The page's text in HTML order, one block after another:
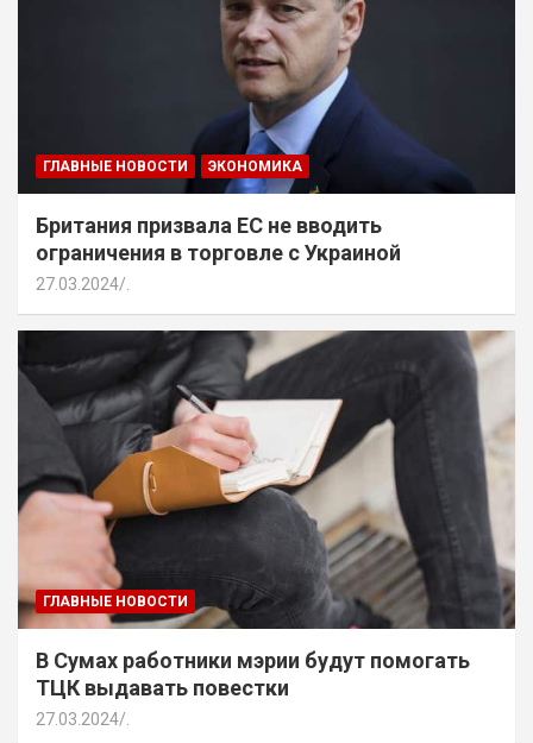
ГЛАВНЫЕ НОВОСТИ ЭКОНОМИКА
Британия призвала ЕС не вводить
ограничения в торговле с Украиной
27.03.2024
ГЛАВНЫЕ НОВОСТИ
В Сумах работники мэрии будут помогать
ТЦК выдавать повестки
27.03.2024